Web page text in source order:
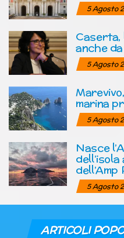
5 Agosto
anche
5 Agosto
marina
5 Agosto
Nasce
5 Agosto
ARTICOLI